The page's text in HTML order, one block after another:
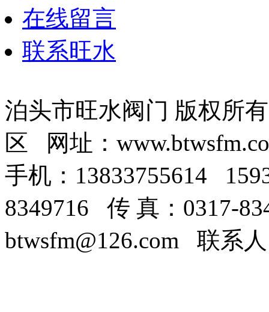
在线留言
联系旺水
泊头市旺水阀门 版权所
区 网址：
手机：13833755614
8349716 传 真：0317-
btwsfm@126.com 联系